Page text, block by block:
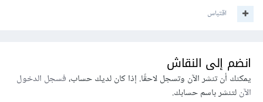
اقتباس
انضم إلى النقاش
يمكنك أن تنشر الآن وتسجل لاحقًا. إذا كان لديك حساب،فسجل الدخول
الآنلتنشر باسم حسابك.